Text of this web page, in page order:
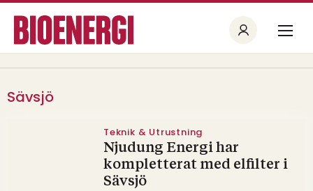
Sävsjö
Teknik & Utrustning
Njudung Energi har
kompletterat med elfilter i
Sävsjö